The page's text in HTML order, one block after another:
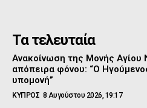
Τα τελευταία
Ανακοίνωση της Μονής Αγίου
απόπειρα φόνου: “Ο
υπομονή”
ΚΥΠΡΟΣ 8 Αυγούστου 2026, 19:17